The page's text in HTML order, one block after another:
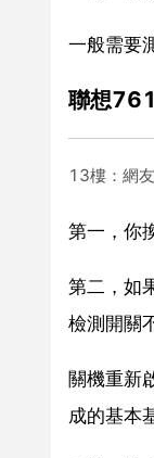
一般需要
聯想
13樓：網友
第一，你
第二，如
檢測開關
關機重新
成的基本